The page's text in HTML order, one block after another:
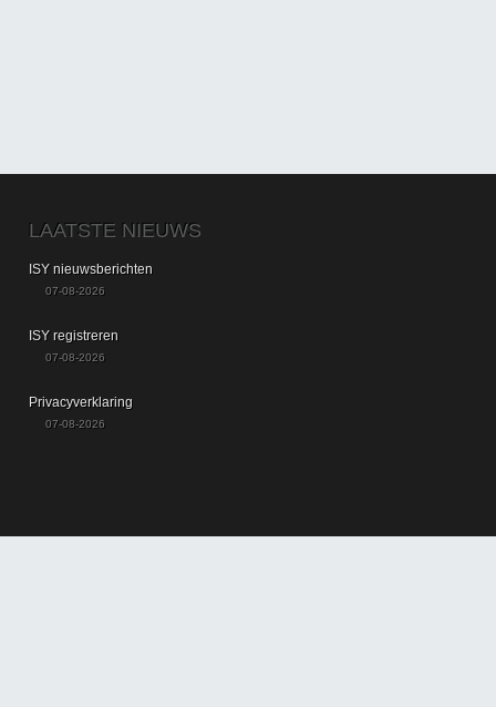
LAATSTE NIEUWS
ISY nieuwsberichten
07-08-2026
ISY registreren
07-08-2026
Privacyverklaring
07-08-2026